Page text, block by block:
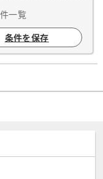
一覧
条件を保存